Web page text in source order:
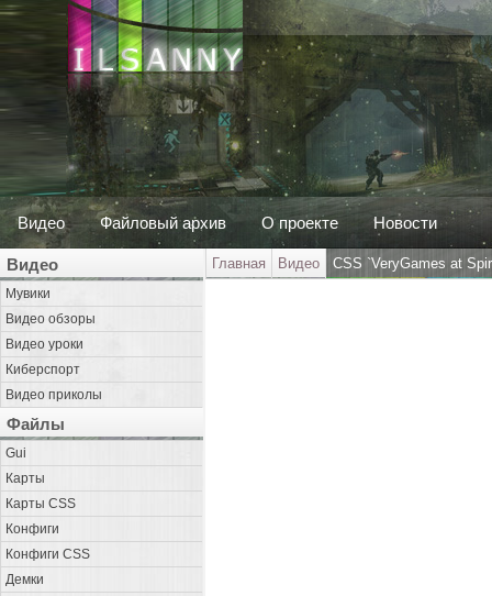
Видео Файловый архив О проекте Новости
Видео
Мувики
Видео обзоры
Видео уроки
Киберспорт
Видео приколы
Файлы
Gui
Карты
Карты CSS
Конфиги
Конфиги CSS
Демки
Главная Видео CSS `VeryGames at